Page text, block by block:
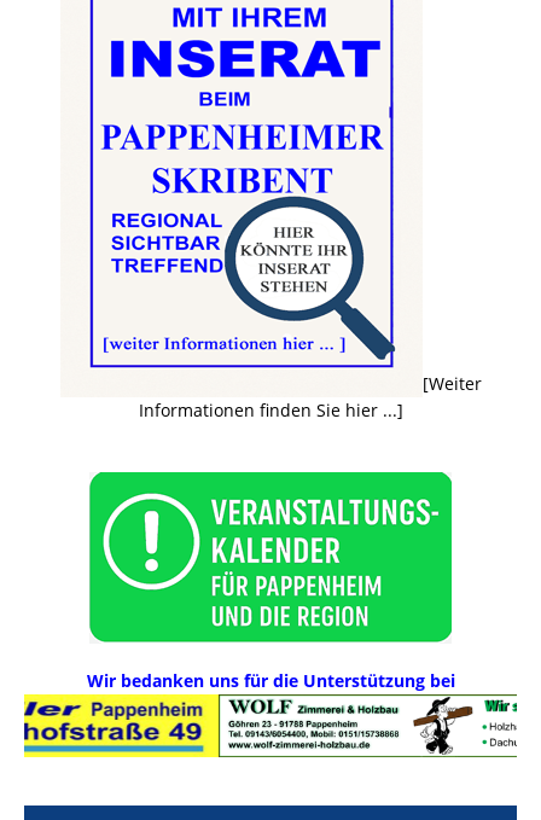
[Weiter
Informationen finden Sie hier ...]
Wir bedanken uns für die Unterstützung bei